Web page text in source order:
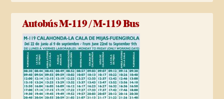
Autobús M-119 / M-119 Bus